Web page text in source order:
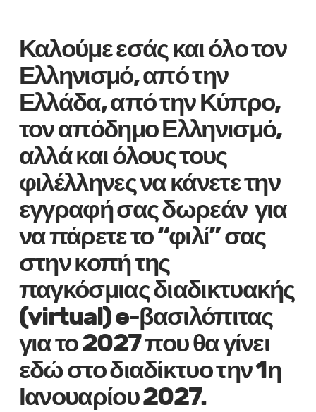
Καλούμε εσάς και όλο τον
Ελληνισμό, από την
Ελλάδα, από την Κύπρο,
τον απόδημο Ελληνισμό,
αλλά και όλους τους
φιλέλληνες να κάνετε την
εγγραφή σας δωρεάν για
να πάρετε το “φιλί” σας
στην κοπή της
παγκόσμιας διαδικτυακής
(virtual) e-βασιλόπιτας
για το 2027 που θα γίνει
εδώ στο διαδίκτυο την 1η
Ιανουαρίου 2027.